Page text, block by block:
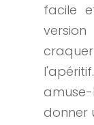
facile
donner